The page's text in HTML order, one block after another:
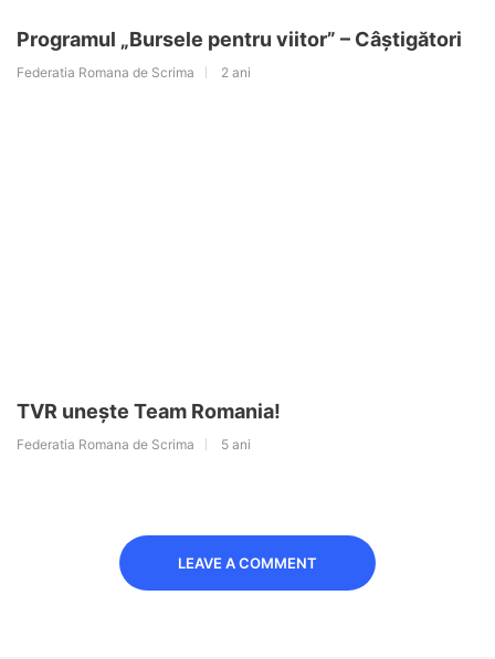
Programul „Bursele pentru viitor” – Câștigători
Federatia Romana de Scrima 2 ani
TVR unește Team Romania!
Federatia Romana de Scrima 5 ani
LEAVE A COMMENT